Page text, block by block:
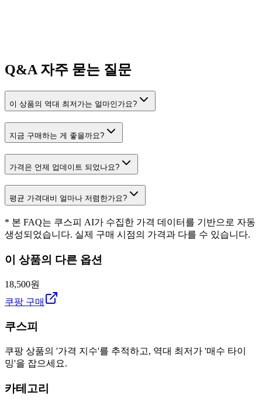
Q&A자주 묻는 질문
이 상품의 역대 최저가는 얼마인가요?
지금 구매하는 게 좋을까요?
가격은 언제 업데이트 되었나요?
평균 가격대비 얼마나 저렴한가요?
* 본 FAQ는 쿠스피 AI가 수집한 가격 데이터를 기반으로 자동
생성되었습니다. 실제 구매 시점의 가격과 다를 수 있습니다.
이 상품의 다른 옵션
18,500원
쿠팡 구매
쿠스피
쿠팡 상품의 '가격 지수'를 추적하고, 역대 최저가 '매수 타이
밍'을 잡으세요.
카테고리